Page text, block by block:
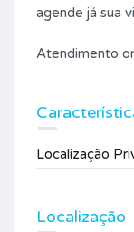
agende já sua
Atendimento
Localização
Localização